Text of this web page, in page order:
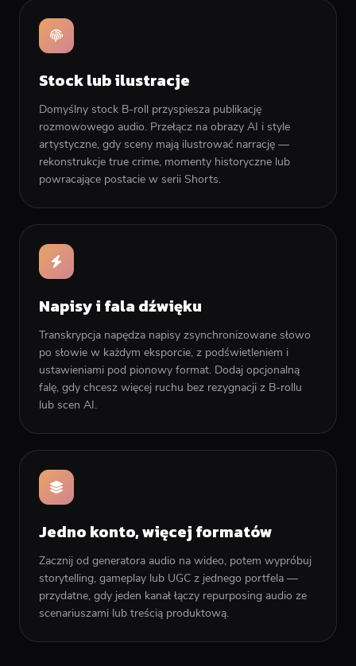
Stock lub ilustracje
Domyślny stock B-roll przyspiesza publikację
rozmowowego audio. Przełącz na obrazy AI i style
artystyczne, gdy sceny mają ilustrować narrację —
rekonstrukcje true crime, momenty historyczne lub
powracające postacie w serii Shorts.
Napisy i fala dźwięku
Transkrypcja napędza napisy zsynchronizowane słowo
po słowie w każdym eksporcie, z podświetleniem i
ustawieniami pod pionowy format. Dodaj opcjonalną
falę, gdy chcesz więcej ruchu bez rezygnacji z B-rollu
lub scen AI.
Jedno konto, więcej formatów
Zacznij od generatora audio na wideo, potem wypróbuj
storytelling, gameplay lub UGC z jednego portfela —
przydatne, gdy jeden kanał łączy repurposing audio ze
scenariuszami lub treścią produktową.